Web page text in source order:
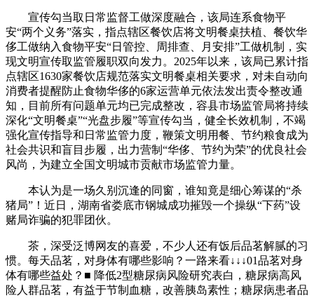
宣传勾当取日常监督工做深度融合，该局连系食物平
安“两个义务”落实，指点辖区餐饮店将文明餐桌扶植、餐饮华
侈工做纳入食物平安“日管控、周排查、月安排”工做机制，实
现文明宣传取监管履职双向发力。2025年以来，该局已累计指
点辖区1630家餐饮店规范落实文明餐桌相关要求，对未自动向
消费者提醒防止食物华侈的6家运营单元依法发出责令整改通
知，目前所有问题单元均已完成整改，容县市场监管局将持续
深化“文明餐桌”“光盘步履”等宣传勾当，健全长效机制，不竭
强化宣传指导和日常监管力度，鞭策文明用餐、节约粮食成为
社会共识和盲目步履，出力营制“华侈、节约为荣”的优良社会
风尚，为建立全国文明城市贡献市场监管力量。
本认为是一场久别沉逢的同窗，谁知竟是细心筹谋的“杀
猪局”！近日，湖南省娄底市钢城成功摧毁一个操纵“下药”设
赌局诈骗的犯罪团伙。
茶，深受泛博网友的喜爱，不少人还有饭后品茗解腻的习
惯。每天品茗，对身体有哪些影响？一路来看↓↓↓01品茗对身
体有哪些益处？■ 降低2型糖尿病风险研究表白，糖尿病高风
险人群品茗，有益于节制血糖，改善胰岛素性；糖尿病患者品